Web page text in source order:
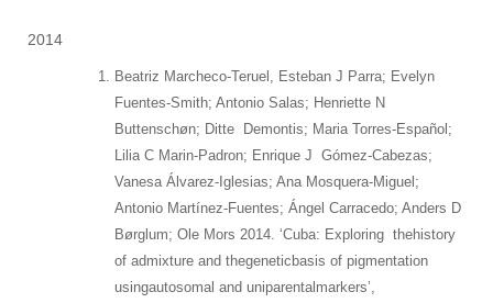
2014
Beatriz Marcheco-Teruel, Esteban J Parra; Evelyn
Fuentes-Smith; Antonio Salas; Henriette N
Buttenschøn; Ditte Demontis; Maria Torres-Español;
Lilia C Marin-Padron; Enrique J Gómez-Cabezas;
Vanesa Álvarez-Iglesias; Ana Mosquera-Miguel;
Antonio Martínez-Fuentes; Ángel Carracedo; Anders D
Børglum; Ole Mors 2014. ‘Cuba: Exploring thehistory
of admixture and thegeneticbasis of pigmentation
usingautosomal and uniparentalmarkers’,